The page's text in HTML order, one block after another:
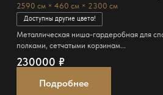
2590 см × 460 см × 2300 см
Доступны другие цвета!
Металлическая ниша-гардеробная для
полками, сетчатыми корзинам...
230000 ₽
Подробнее